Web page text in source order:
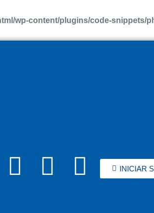
wp-content/plugins/code-snippets/
INICIAR